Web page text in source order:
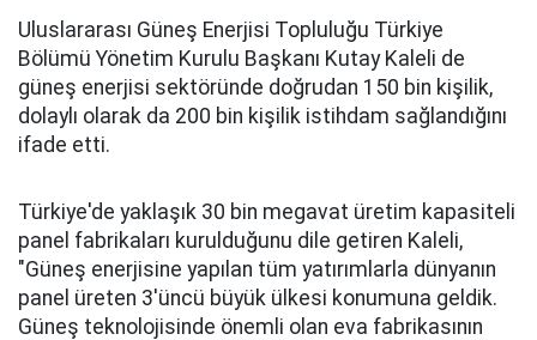
Uluslararası Güneş Enerjisi Topluluğu Türkiye
Bölümü Yönetim Kurulu Başkanı Kutay Kaleli de
güneş enerjisi sektöründe doğrudan 150 bin kişilik,
dolaylı olarak da 200 bin kişilik istihdam sağlandığını
ifade etti.
Türkiye'de yaklaşık 30 bin megavat üretim kapasiteli
panel fabrikaları kurulduğunu dile getiren Kaleli,
"Güneş enerjisine yapılan tüm yatırımlarla dünyanın
panel üreten 3'üncü büyük ülkesi konumuna geldik.
Güneş teknolojisinde önemli olan eva fabrikasının